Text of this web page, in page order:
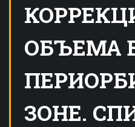
ОБЪЕМА
ЗОНЕ.